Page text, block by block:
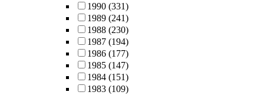
1990 (331)
1989 (241)
1988 (230)
1987 (194)
1986 (177)
1985 (147)
1984 (151)
1983 (109)